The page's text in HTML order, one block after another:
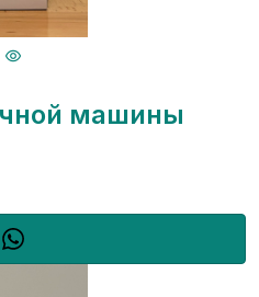
машины